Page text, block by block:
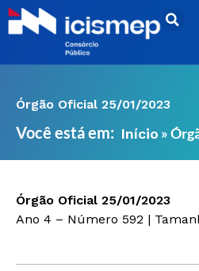
Ir
para
Órgão Oficial 25/01/2023
Você está em: Início »
Órgão Oficial 25/01/2023
Ano 4 – Número 592 |